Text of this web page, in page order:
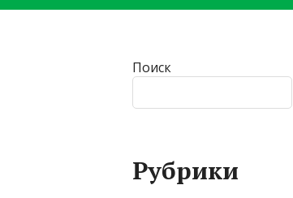
Поиск
Рубрики